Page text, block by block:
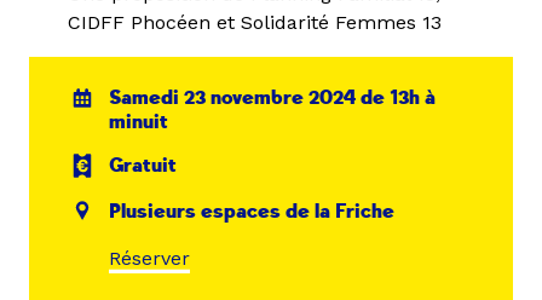
CIDFF Phocéen et Solidarité Femmes 13
Samedi 23 novembre 2024 de 13h à
minuit
Gratuit
Plusieurs espaces de la Friche
Réserver